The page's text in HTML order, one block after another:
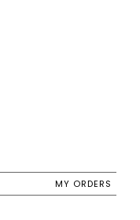
MY ORDERS